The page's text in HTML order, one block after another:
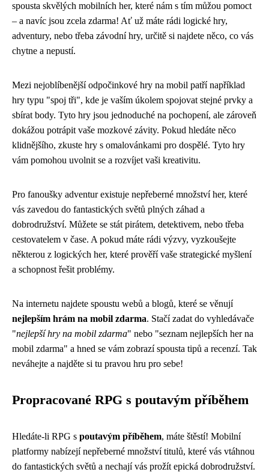
spousta skvělých mobilních her, které nám s tím můžou pomoct
– a navíc jsou zcela zdarma! Ať už máte rádi logické hry,
adventury, nebo třeba závodní hry, určitě si najdete něco, co vás
chytne a nepustí.
Mezi nejoblíbenější odpočinkové hry na mobil patří například
hry typu "spoj tři", kde je vaším úkolem spojovat stejné prvky a
sbírat body. Tyto hry jsou jednoduché na pochopení, ale zároveň
dokážou potrápit vaše mozkové závity. Pokud hledáte něco
klidnějšího, zkuste hry s omalovánkami pro dospělé. Tyto hry
vám pomohou uvolnit se a rozvíjet vaši kreativitu.
Pro fanoušky adventur existuje nepřeberné množství her, které
vás zavedou do fantastických světů plných záhad a
dobrodružství. Můžete se stát pirátem, detektivem, nebo třeba
cestovatelem v čase. A pokud máte rádi výzvy, vyzkoušejte
některou z logických her, které prověří vaše strategické myšlení
a schopnost řešit problémy.
Na internetu najdete spoustu webů a blogů, které se věnují
nejlepším hrám na mobil zdarma. Stačí zadat do vyhledávače
"nejlepší hry na mobil zdarma" nebo "seznam nejlepších her na
mobil zdarma" a hned se vám zobrazí spousta tipů a recenzí. Tak
neváhejte a najděte si tu pravou hru pro sebe!
Propracované RPG s poutavým příběhem
Hledáte-li RPG s poutavým příběhem, máte štěstí! Mobilní
platformy nabízejí nepřeberné množství titulů, které vás vtáhnou
do fantastických světů a nechají vás prožít epická dobrodružství.